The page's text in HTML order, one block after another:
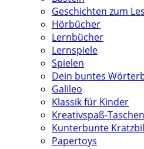
Geschichten zum
Hörbücher
Lernbücher
Lernspiele
Spielen
Dein buntes
Galileo
Klassik für Kinder
Kreativspaß-Taschen
Kunterbunte
Papertoys